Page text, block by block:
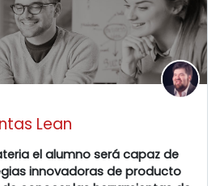
Lean
el alumno será capaz de
innovadoras de producto